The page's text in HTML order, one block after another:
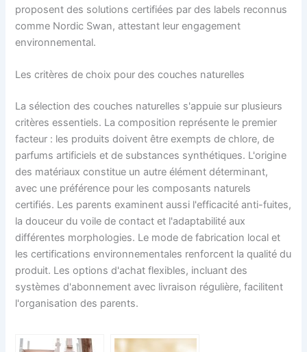
proposent des solutions certifiées par des labels reconnus
comme Nordic Swan, attestant leur engagement
environnemental.
Les critères de choix pour des couches naturelles
La sélection des couches naturelles s'appuie sur plusieurs
critères essentiels. La composition représente le premier
facteur : les produits doivent être exempts de chlore, de
parfums artificiels et de substances synthétiques. L'origine
des matériaux constitue un autre élément déterminant,
avec une préférence pour les composants naturels
certifiés. Les parents examinent aussi l'efficacité anti-fuites,
la douceur du voile de contact et l'adaptabilité aux
différentes morphologies. Le mode de fabrication local et
les certifications environnementales renforcent la qualité du
produit. Les options d'achat flexibles, incluant des
systèmes d'abonnement avec livraison régulière, facilitent
l'organisation des parents.